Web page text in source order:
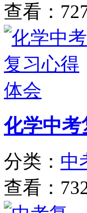
查看：
化学中考
分类： 中
查看：